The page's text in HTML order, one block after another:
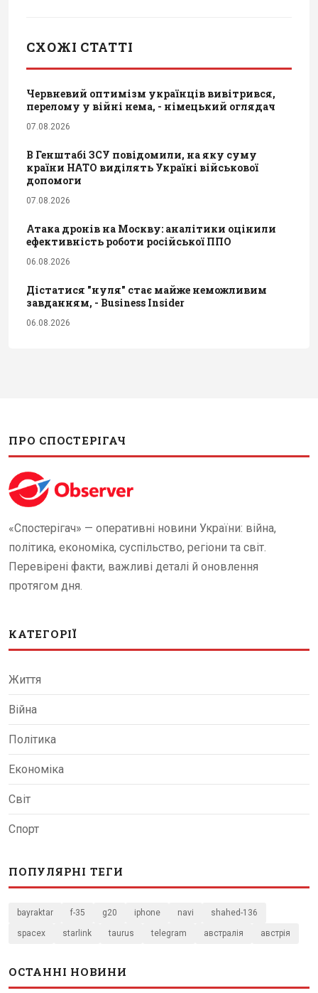
СХОЖІ СТАТТІ
Червневий оптимізм українців вивітрився,
перелому у війні нема, - німецький оглядач
07.08.2026
В Генштабі ЗСУ повідомили, на яку суму
країни НАТО виділять Україні військової
допомоги
07.08.2026
Атака дронів на Москву: аналітики оцінили
ефективність роботи російської ППО
06.08.2026
Дістатися "нуля" стає майже неможливим
завданням, - Business Insider
06.08.2026
ПРО СПОСТЕРІГАЧ
«Спостерігач» — оперативні новини України: війна,
політика, економіка, суспільство, регіони та світ.
Перевірені факти, важливі деталі й оновлення
протягом дня.
КАТЕГОРІЇ
Життя
Війна
Політика
Економіка
Світ
Спорт
ПОПУЛЯРНІ ТЕГИ
bayraktar f-35 g20 iphone navi shahed-136
spacex starlink taurus telegram австралія австрія
ОСТАННІ НОВИНИ